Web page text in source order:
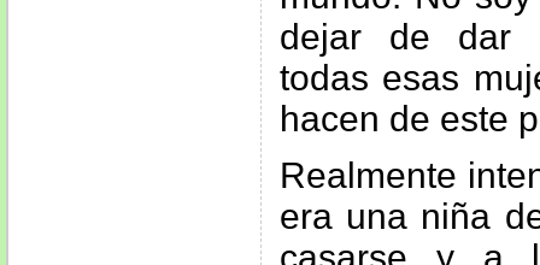
dejar de dar
todas esas
hacen de este
Realmente
era una niña